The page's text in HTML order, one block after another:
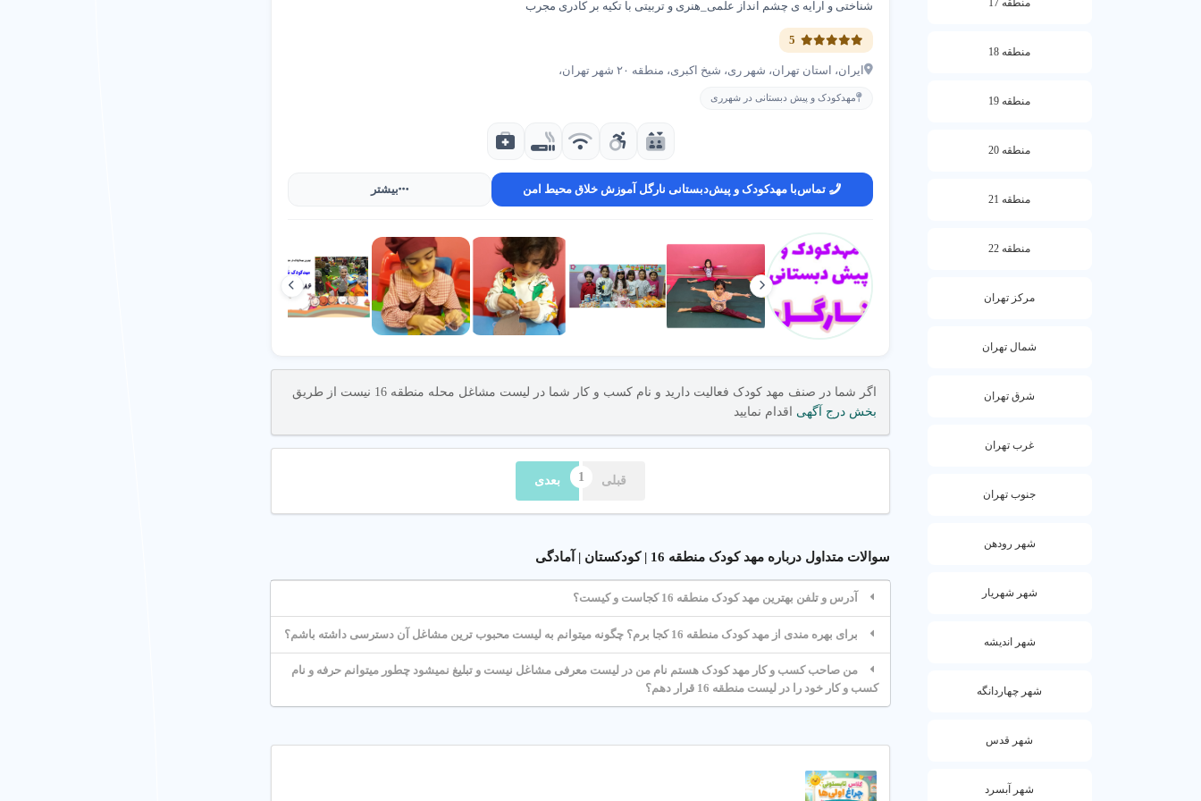
منطقه 18
منطقه 19
منطقه 20
منطقه 21
منطقه 22
مرکز تهران
شمال تهران
شرق تهران
غرب تهران
جنوب تهران
شهر رودهن
شهر شهریار
شهر اندیشه
شهر چهاردانگه
شهر قدس
شهر آبسرد
دارد. برای تخمین دقیق، مشاوره رایگان بگیرید.
عوامل مؤثر بر شهریه
تأثیر می گذارد.
مقایسه شهریه
: شهریه مهد کودک های مختلف در منطقه 16 تهران را مقایسه کنید.
مشاوره رایگان
: از مشاوره برای تخمین هزینه استفاده کنید.
مهد کودک معتبر با مربی های با تجربه و محیط شاد و ایمن، رشد فکری و عاطفی کودک شما را تضمین می کند.
کنند.
: تضمین ایمنی کودک با دوربین مدار بسته و فضای بازی.
: آموزش توسط مربی های با تجربه در منطقه 16 تهران.
برنامه آموزشی: آموزش مفاهیم پایه و تقویت هوش هیجانی کودکان.
4. مراحل ثبت نام در مهد کودک
برای ثبت نام در مهد کودک در منطقه 16 تهران، نیازهای کودک (مثل آموزش دو زبانه یا برنامه پاره وقت) را مشخص
کنید و با مهد معتبر تماس بگیرید.
مراحل اقدام
نکات مهم
مشخص کردن نیازها
امکانات مدرن
شناختی و ارایه ی چشم انداز علمی_هنری و تربیتی با تکیه بر کادری مجرب
5
ایران، استان تهران، شهر ری، شیخ اکبری، منطقه ۲۰ شهر تهران،
مهدکودک و پیش دبستانی در شهرری
تماسبا مهدکودک و پیش‌دبستانی نارگل آموزش خلاق محیط امن بیشتر
اگر شما در صنف مهد کودک فعالیت دارید و نام کسب و کار شما در لیست مشاغل محله منطقه 16 نیست از طریق
بخش درج آگهی اقدام نمایید
قبلی بعدی
سوالات متداول درباره مهد کودک منطقه 16 | کودکستان | آمادگی
آدرس و تلفن بهترین مهد کودک منطقه 16 کجاست و کیست؟
برای بهره مندی از مهد کودک منطقه 16 کجا برم؟ چگونه میتوانم به لیست محبوب ترین مشاغل آن دسترسی داشته باشم؟
من صاحب کسب و کار مهد کودک هستم نام من در لیست معرفی مشاغل نیست و تبلیغ نمیشود چطور میتوانم حرفه و نام
کسب و کار خود را در لیست منطقه 16 قرار دهم؟